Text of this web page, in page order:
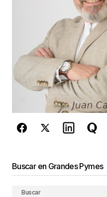
Guarda mi nombre,
este navegador
comente.
Este sitio esta
reCAPTCHA y la
privacidady los
de Googlese
Enviar Comentario
Buscar en Grandes Pymes
Buscar